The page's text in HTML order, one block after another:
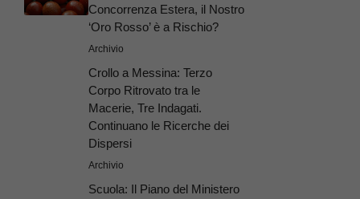
Concorrenza Estera, il Nostro
‘Oro Rosso’ è a Rischio?
Archivio
Crollo a Messina: Terzo
Corpo Ritrovato tra le
Macerie, Tre Indagati.
Continuano le Ricerche dei
Dispersi
Archivio
Scuola: Il Piano del Ministero